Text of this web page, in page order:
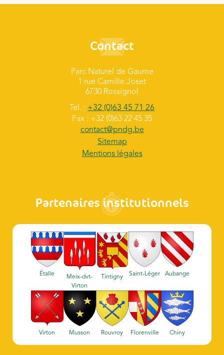
Contact
Parc Naturel de Gaume
1 rue Camille Joset
6730 Rossignol
Tel. : +32 (0)63 45 71 26
Fax : +32 (0)63 22 45 35
contact@pndg.be
Sitemap
Mentions légales
Partenaires institutionnels
Étalle
Meix-dvt-
Virton
Tintigny Saint-Léger Aubange
Virton Musson Rouvroy Florenville Chiny